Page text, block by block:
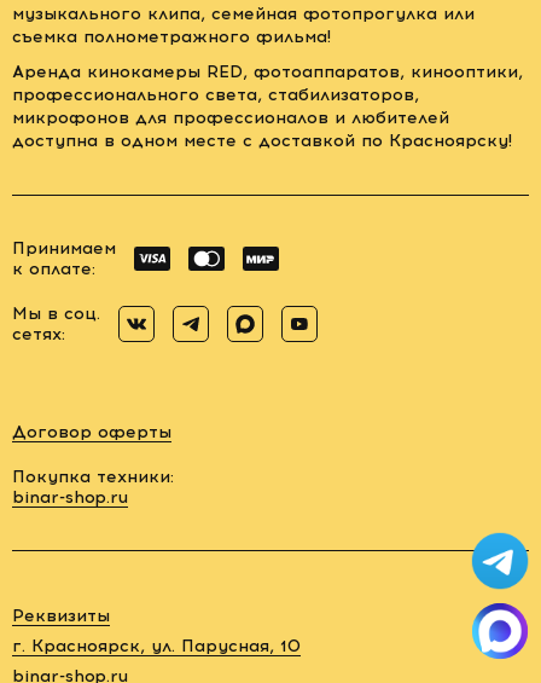
ПИТАНИЕ
ОПЕРАТОРСКОЕ
ОБОРУДОВАНИЕ
ОБОРУДОВАНИЕ
СВЕТ
АКСЕССУАРЫ
ДЛЯ СЪЕМОК
МЕРОПРИЯТИЙ
ДОСТАВКА
обратный
звонок
музыкального клипа, семейная фотопрогулка или
съемка полнометражного фильма!
Аренда кинокамеры RED, фотоаппаратов, кинооптики,
профессионального света, стабилизаторов,
микрофонов для профессионалов и любителей
доступна в одном месте с доставкой по Красноярску!
Принимаем
к оплате:
Мы в соц.
сетях:
Договор оферты
Покупка техники:
binar-shop.ru
Реквизиты
г. Красноярск, ул. Парусная, 10
binar-shop.ru